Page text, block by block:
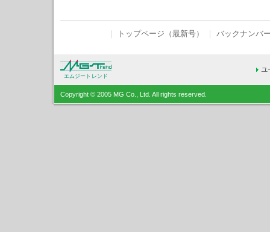
トップページ（最新号） バックナンバ
エムジートレンド
Copyright © 2005 MG Co., Ltd. All rights reserved.